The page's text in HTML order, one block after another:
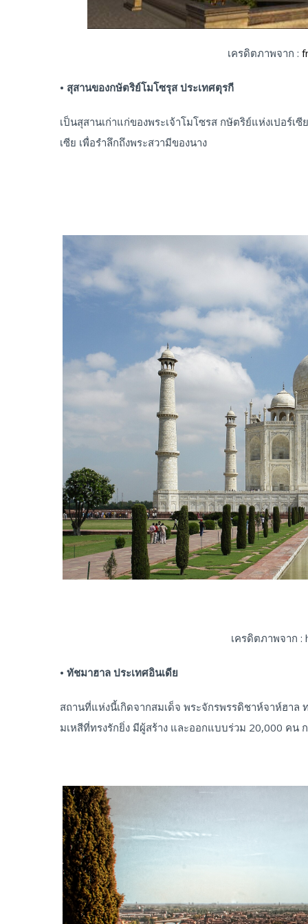
เครดิตภาพจาก :
• สุสานของกษัตริย์โมโซรุส ประเทศตุรกี
เป็นสุสานเก่าแก่ของพระเจ้าโมโซรส กษัตริย์แห่งเปอร์เ
เซีย เพื่อรําลึกถึงพระสวามีของนาง
เครดิตภาพจาก
• ทัชมาฮาล ประเทศอินเดีย
สถานที่แห่งนี้เกิดจากสมเด็จ พระจักรพรรดิชาห์จาห์ฮาล
มเหสีที่ทรงรักยิ่ง มีผู้สร้าง และออกแบบร่วม 20,000 คน